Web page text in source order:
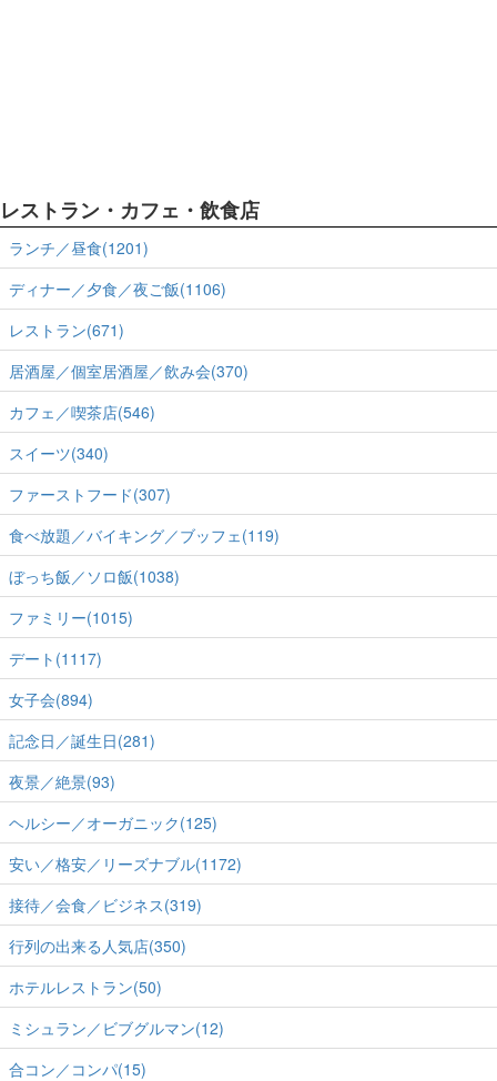
レストラン・カフェ・飲食店
ランチ／昼食(1201)
ディナー／夕食／夜ご飯(1106)
レストラン(671)
居酒屋／個室居酒屋／飲み会(370)
カフェ／喫茶店(546)
スイーツ(340)
ファーストフード(307)
食べ放題／バイキング／ブッフェ(119)
ぼっち飯／ソロ飯(1038)
ファミリー(1015)
デート(1117)
女子会(894)
記念日／誕生日(281)
夜景／絶景(93)
ヘルシー／オーガニック(125)
安い／格安／リーズナブル(1172)
接待／会食／ビジネス(319)
行列の出来る人気店(350)
ホテルレストラン(50)
ミシュラン／ビブグルマン(12)
合コン／コンパ(15)